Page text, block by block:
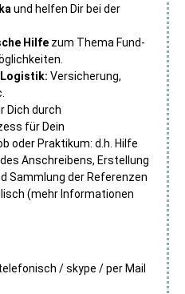
und helfen Dir bei der
Hilfe zum Thema Fund-
Logistik: Versicherung,
Dich durch
für Dein
oder Praktikum: d.h. Hilfe
Anschreibens, Erstellung
Sammlung der Referenzen
(mehr Informationen
/ skype / per Mail